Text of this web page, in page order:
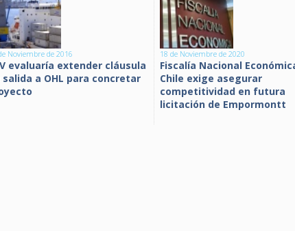
Noviembre de 2016
evaluaría extender cláusula
salida a OHL para concretar
18 de Noviembre de 2020
Fiscalía Nacional
Chile exige asegurar
competitividad en futura
licitación de Empormontt